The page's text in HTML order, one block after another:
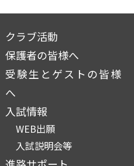
クラブ活動
保護者の皆様へ
受験生とゲストの皆様
へ
入試情報
WEB出願
入試説明会等